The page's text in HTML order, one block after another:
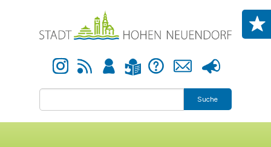
Instagram Newsfeed Anmelden Leichte Sprache Hilfe Kontakt Presse
Suche